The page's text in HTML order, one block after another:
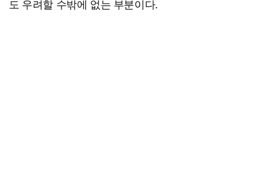
도 우려할 수밖에 없는 부분이다.